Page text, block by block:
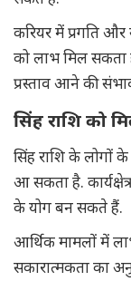
करियर में प्रगति
को लाभ मिल सकता
प्रस्ताव आने की
सिंह राशि को
सिंह राशि के लोगों
आ सकता है.
के योग बन सकते हैं.
आर्थिक मामलों में
सकारात्मकता का